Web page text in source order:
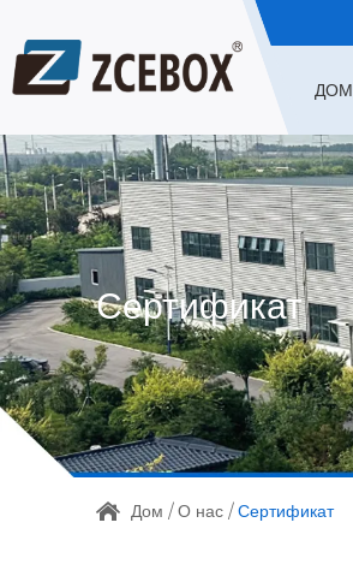
ДОМ
Сертификат
Дом /О нас /Сертификат